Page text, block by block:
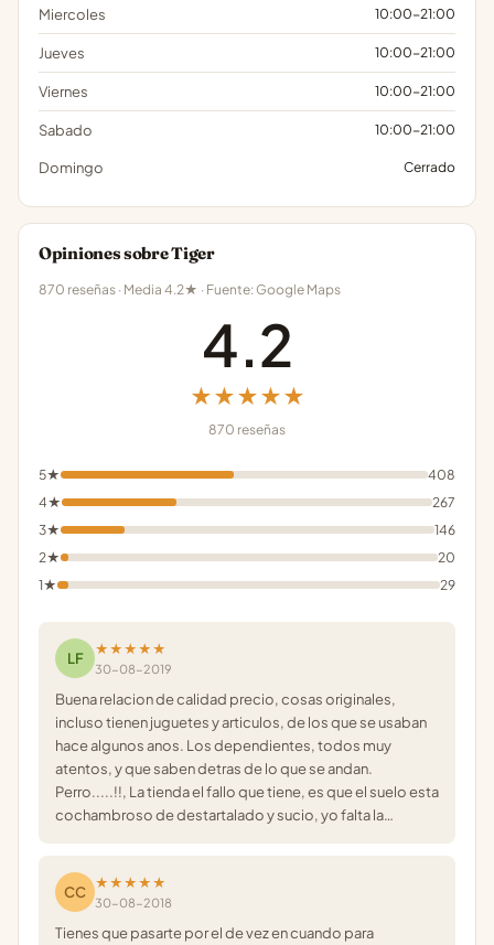
Miercoles 10:00-21:00
Jueves 10:00-21:00
Viernes 10:00-21:00
Sabado 10:00-21:00
Domingo Cerrado
Opiniones sobre Tiger
870 reseñas · Media 4.2★ · Fuente: Google Maps
4.2
★★★★★
870 reseñas
5★
408
4★
267
3★
146
2★
20
1★
29
LF
★★★★★
30-08-2019
Buena relacion de calidad precio, cosas originales,
incluso tienen juguetes y articulos, de los que se usaban
hace algunos anos. Los dependientes, todos muy
atentos, y que saben detras de lo que se andan.
Perro.....!!, La tienda el fallo que tiene, es que el suelo esta
cochambroso de destartalado y sucio, yo falta la…
CC
★★★★★
30-08-2018
Tienes que pasarte por el de vez en cuando para